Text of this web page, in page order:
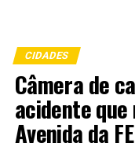
CIDADES
Câmera de
acidente
Avenida da